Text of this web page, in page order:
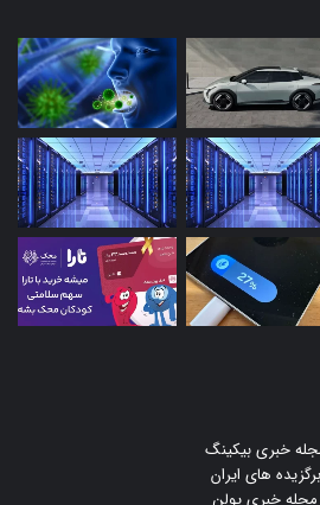
خبری بیکینگ
برگزیده های ایران
مجله خبری یولن